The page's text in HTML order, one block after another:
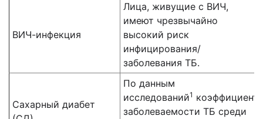
ВИЧ-инфекция
Лица, живущие с ВИЧ,
имеют чрезвычайно
высокий риск
инфицирования/
заболевания ТБ.
Сахарный диабет
По данным
исследований1 коэффициент
заболеваемости ТБ среди